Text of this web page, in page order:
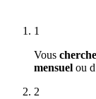
1
Vous
mensuel ou
2